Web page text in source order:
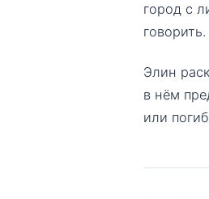
город с
говорить.
Элин
в нём
или